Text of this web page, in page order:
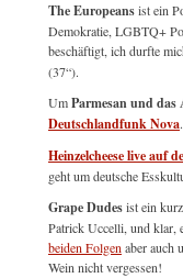
The Europeansist ein
Demokratie, LGBTQ+
beschäftigt, ich durfte
(37“).
UmParmesan und das
Deutschlandfunk Nova.
Heinzelcheese live auf
geht um deutsche
Grape Dudesist ein
Patrick Uccelli, und klar,
beiden Folgen aber auch
Wein nicht vergessen!